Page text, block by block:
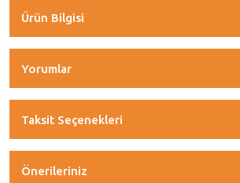
Ürün Bilgisi
Yorumlar
Taksit Seçenekleri
Önerileriniz